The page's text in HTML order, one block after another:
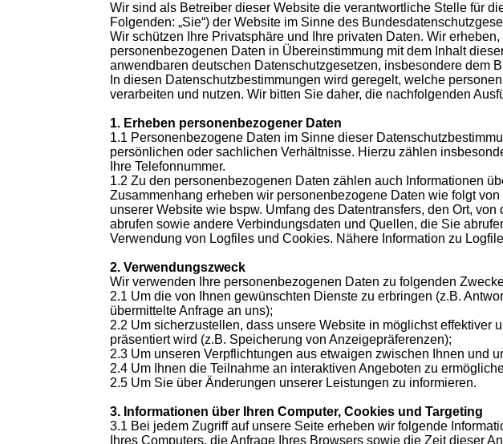
Wir sind als Betreiber dieser Website die verantwortliche Stelle für
Folgenden: „Sie“) der Website im Sinne des
Wir schützen Ihre Privatsphäre und Ihre privaten Daten. Wir
personenbezogenen Daten in Übereinstimmung mit dem Inhalt
anwendbaren deutschen Datenschutzgesetzen, insbesondere dem
In diesen Datenschutzbestimmungen wird geregelt, welche
verarbeiten und nutzen. Wir bitten Sie daher, die nachfolgenden
1. Erheben personenbezogener Daten
1.1 Personenbezogene Daten im Sinne dieser
persönlichen oder sachlichen Verhältnisse. Hierzu zählen
Ihre Telefonnummer.
1.2 Zu den personenbezogenen Daten zählen auch Informationen
Zusammenhang erheben wir personenbezogene Daten wie folgt
unserer Website wie bspw. Umfang des Datentransfers, den Ort,
abrufen sowie andere Verbindungsdaten und Quellen, die Sie
Verwendung von Logfiles und Cookies. Nähere Information zu
2. Verwendungszweck
Wir verwenden Ihre personenbezogenen Daten zu folgenden
2.1 Um die von Ihnen gewünschten Dienste zu erbringen (z.B.
übermittelte Anfrage an uns);
2.2 Um sicherzustellen, dass unsere Website in möglichst effektiver
präsentiert wird (z.B. Speicherung von Anzeigepräferenzen);
2.3 Um unseren Verpflichtungen aus etwaigen zwischen Ihnen und
2.4 Um Ihnen die Teilnahme an interaktiven Angeboten zu
2.5 Um Sie über Änderungen unserer Leistungen zu informieren.
3. Informationen über Ihren Computer, Cookies und Targeting
3.1 Bei jedem Zugriff auf unsere Seite erheben wir folgende
Ihres Computers, die Anfrage Ihres Browsers sowie die Zeit dieser